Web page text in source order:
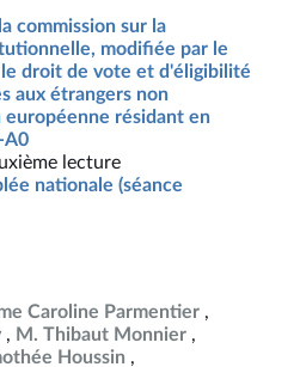
commission sur la
modifiée par le
droit de vote et d'éligibilité
aux étrangers non
européenne résidant en
A0
lecture
nationale (séance
Caroline Parmentier
M. Thibaut Monnier
Houssin